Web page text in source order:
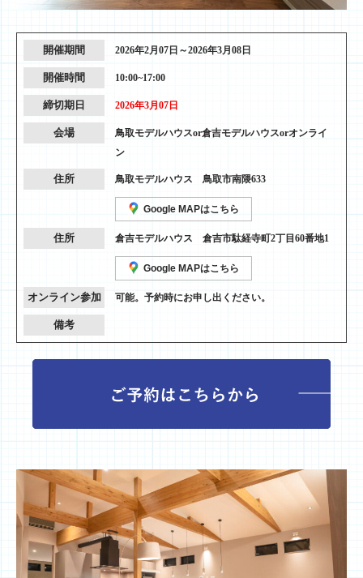
開催期間 2026年2月07日～2026年3月08日
開催時間 10:00~17:00
締切期日 2026年3月07日
会場
鳥取モデルハウスor倉吉モデルハウスorオンライ
ン
住所 鳥取モデルハウス 鳥取市南隈633
Google MAPはこちら
住所 倉吉モデルハウス 倉吉市駄経寺町2丁目60番地1
Google MAPはこちら
オンライン参加 可能。予約時にお申し出ください。
備考